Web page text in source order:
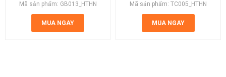
Mã sản phẩm: GB013_HTHN
MUA NGAY
Mã sản phẩm: TC005_HTHN
MUA NGAY